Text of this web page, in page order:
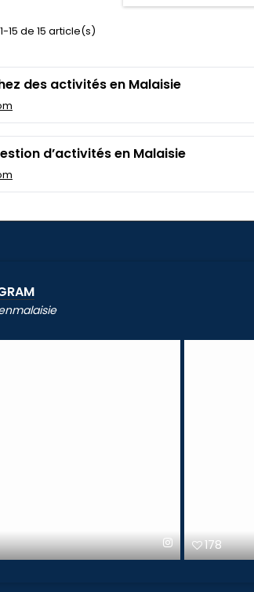
15 de 15 article(s)
des activités en Malaisie
d’activités en Malaisie
108